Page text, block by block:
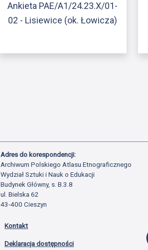
Ankieta PAE/A1/24.23.X/01-
02 - Lisiewice (ok. Łowicza)
Adres do korespondencji:
Archiwum Polskiego Atlasu Etnograficznego
Wydział Sztuki i Nauk o Edukacji
Budynek Główny, s. B.3.8
ul. Bielska 62
43-400 Cieszyn
Kontakt
Deklaracja dostępności